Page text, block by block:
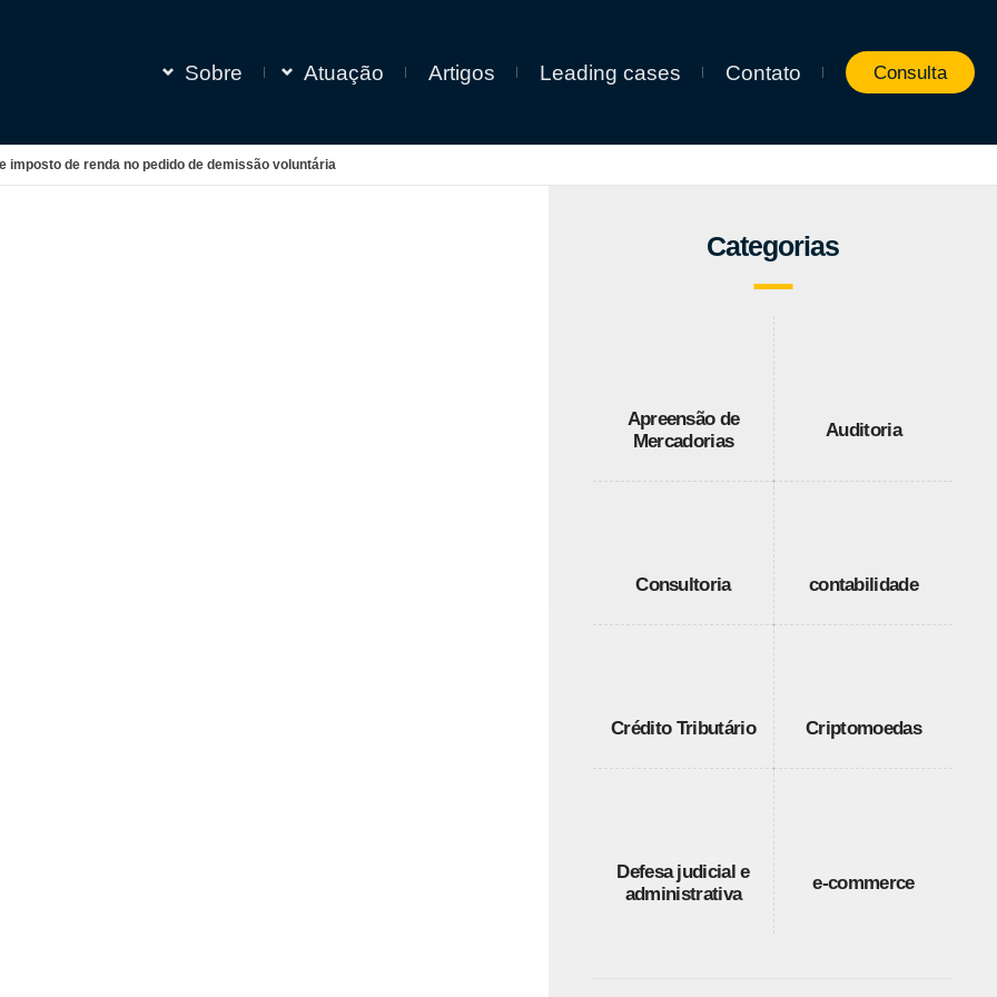
Sobre Atuação Artigos Leading cases Contato Consulta
imposto de renda no pedido de demissão voluntária
Categorias
Apreensão de
Mercadorias
Auditoria
Consultoria contabilidade
Crédito Tributário Criptomoedas
Defesa judicial e
administrativa
e-commerce